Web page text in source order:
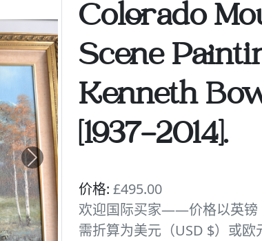
Next
Colorado
Scene
Kenneth
[1937-2014].
价格: £495.00
欢迎国际买家——价格以英镑
需折算为美元（USD $）或欧